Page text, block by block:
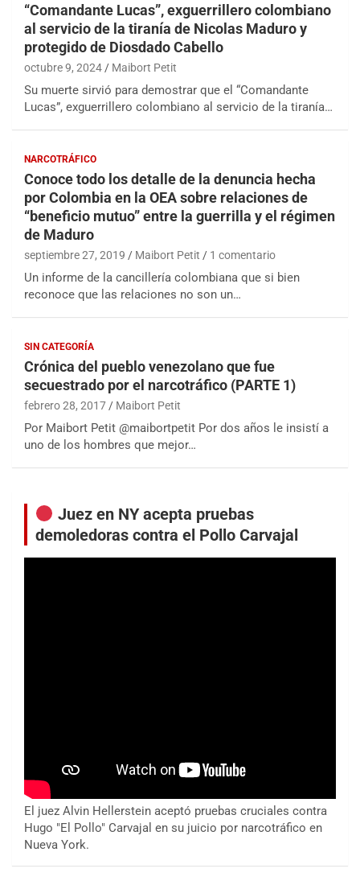
“Comandante Lucas”, exguerrillero colombiano
al servicio de la tiranía de Nicolas Maduro y
protegido de Diosdado Cabello
octubre 9, 2024 Maibort Petit
Su muerte sirvió para demostrar que el “Comandante
Lucas”, exguerrillero colombiano al servicio de la tiranía…
NARCOTRÁFICO
Conoce todo los detalle de la denuncia hecha
por Colombia en la OEA sobre relaciones de
“beneficio mutuo” entre la guerrilla y el régimen
de Maduro
septiembre 27, 2019 Maibort Petit 1 comentario
Un informe de la cancillería colombiana que si bien
reconoce que las relaciones no son un…
SIN CATEGORÍA
Crónica del pueblo venezolano que fue
secuestrado por el narcotráfico (PARTE 1)
febrero 28, 2017 Maibort Petit
Por Maibort Petit @maibortpetit Por dos años le insistí a
uno de los hombres que mejor…
Juez en NY acepta pruebas
demoledoras contra el Pollo Carvajal
El juez Alvin Hellerstein aceptó pruebas cruciales contra
Hugo "El Pollo" Carvajal en su juicio por narcotráfico en
Nueva York.